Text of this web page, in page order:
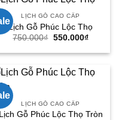
LỊCH GỖ CAO CẤP
Lịch Gỗ Phúc Lộc Thọ
750.000₫ Giá
là:
550.000₫Giá
tại
LỊCH GỖ CAO CẤP
Lịch Gỗ Phúc Lộc Thọ Tròn